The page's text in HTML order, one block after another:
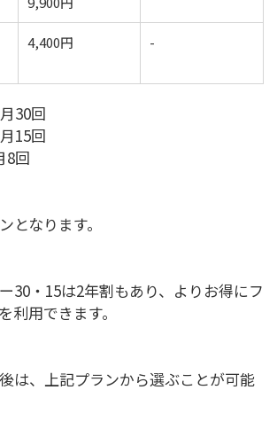
4,400円 -
30回
15回
8回
となります。
30・15は2年割もあり、よりお得にフ
利用できます。
は、上記プランから選ぶことが可能